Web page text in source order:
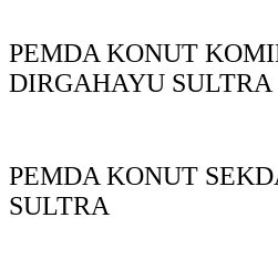
PEMDA KONUT
DIRGAHAYU SULTRA
PEMDA KONUT
SULTRA